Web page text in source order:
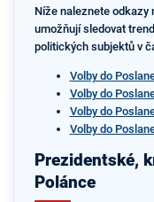
Níže naleznete odkazy
umožňují sledovat
politických subjektů v
Volby do
Volby do
Volby do
Volby do
Prezidentské,
Polánce